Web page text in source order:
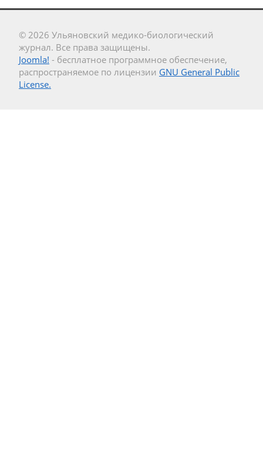
© 2026 Ульяновский медико-биологический
журнал. Все права защищены.
Joomla! - бесплатное программное обеспечение,
распространяемое по лицензии GNU General Public
License.